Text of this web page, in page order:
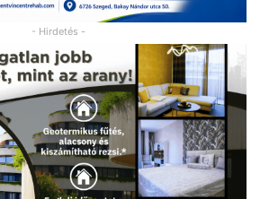
- Hirdetés -